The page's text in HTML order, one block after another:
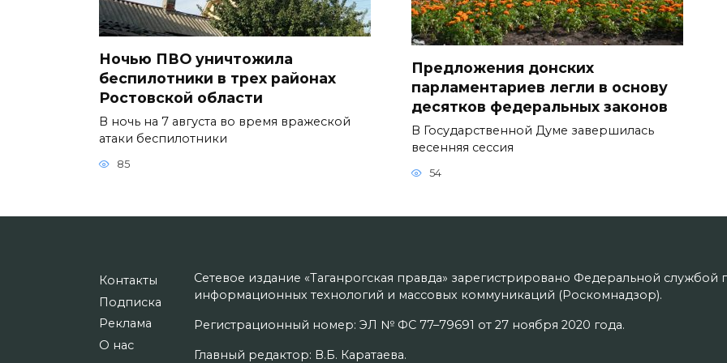
Ночью ПВО уничтожила
беспилотники в трех районах
Ростовской области
В ночь на 7 августа во время вражеской
атаки беспилотники
85
Предложения донских
парламентариев легли в основу
десятков федеральных законов
В Государственной Думе завершилась
весенняя сессия
54
Контакты
Подписка
Реклама
О нас
Сетевое издание «Таганрогская правда» зарегистрировано Федеральной службой
информационных технологий и массовых коммуникаций (Роскомнадзор).
Регистрационный номер: ЭЛ № ФС 77–79691 от 27 ноября 2020 года.
Главный редактор: В.Б. Каратаева.